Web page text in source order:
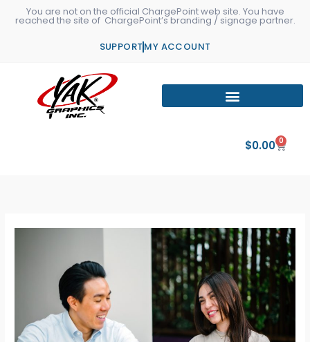
You are not on the official ChargePoint web site. You have
reached the site of ChargePoint’s branding / signage partner.
SUPPORT MY ACCOUNT
$0.00 0
Cart